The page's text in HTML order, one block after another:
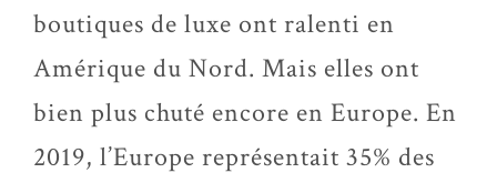
boutiques de luxe ont ralenti en
Amérique du Nord. Mais elles ont
bien plus chuté encore en Europe. En
2019, l’Europe représentait 35% des